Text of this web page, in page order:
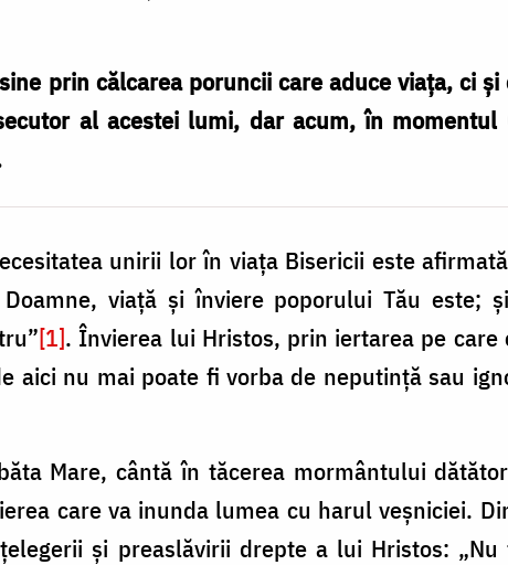
prin călcarea poruncii care aduce viaţa, ci
al acestei lumi, dar acum, în momentul
unirii lor în viaţa Bisericii este
viaţă şi înviere poporului Tău este;
[1]. Învierea lui Hristos, prin iertarea pe care
aici nu mai poate fi vorba de neputinţă sau
Mare, cântă în tăcerea mormântului
care va inunda lumea cu harul veşniciei.
şi preaslăvirii drepte a lui Hristos: „Nu